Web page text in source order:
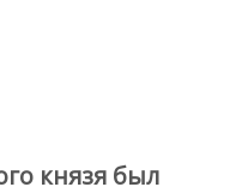
князя был